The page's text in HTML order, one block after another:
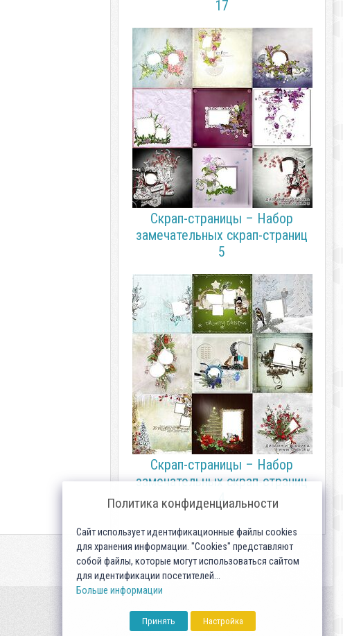
17
Скрап-страницы – Набор
замечательных скрап-страниц
5
Скрап-страницы – Набор
замечательных скрап-страниц
4
Политика конфиденциальности
Сайт использует идентификационные файлы cookies
для хранения информации. "Cookies" представляют
собой файлы, которые могут использоваться сайтом
для идентификации посетителей...
Больше информации
Принять Настройка